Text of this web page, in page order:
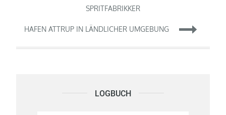
SPRITFABRIKKER
HAFEN ATTRUP IN LÄNDLICHER UMGEBUNG
LOGBUCH Logbuch